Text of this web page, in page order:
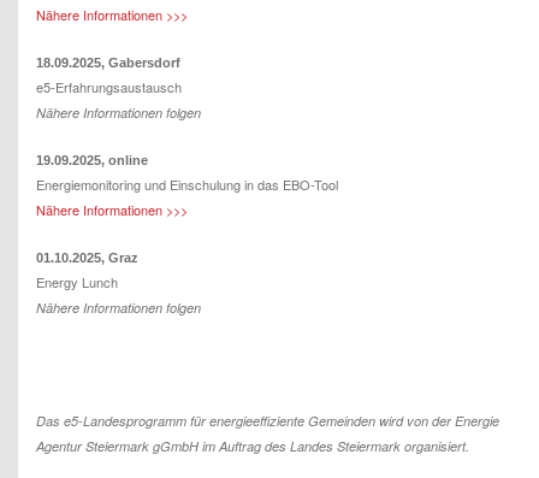
Nähere Informationen >>>
18.09.2025, Gabersdorf
e5-Erfahrungsaustausch
Nähere Informationen folgen
19.09.2025, online
Energiemonitoring und Einschulung in das EBO-Tool
Nähere Informationen >>>
01.10.2025, Graz
Energy Lunch
Nähere Informationen folgen
Das e5-Landesprogramm für energieeffiziente Gemeinden wird von der Energie
Agentur Steiermark gGmbH im Auftrag des Landes Steiermark organisiert.